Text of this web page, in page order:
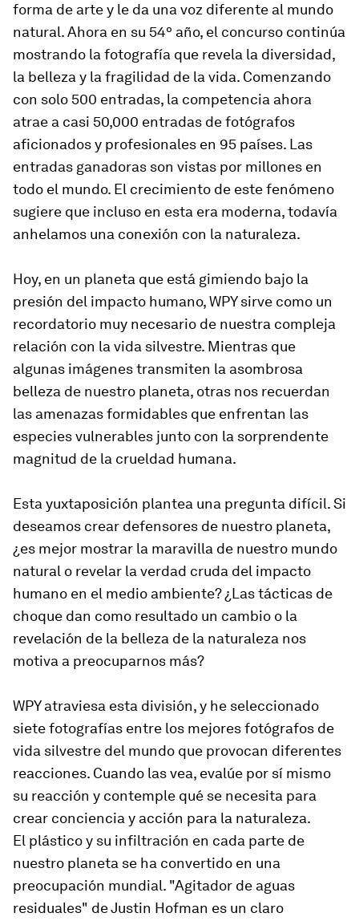
forma de arte y le da una voz diferente al mundo
natural. Ahora en su 54º año, el concurso continúa
mostrando la fotografía que revela la diversidad,
la belleza y la fragilidad de la vida. Comenzando
con solo 500 entradas, la competencia ahora
atrae a casi 50,000 entradas de fotógrafos
aficionados y profesionales en 95 países. Las
entradas ganadoras son vistas por millones en
todo el mundo. El crecimiento de este fenómeno
sugiere que incluso en esta era moderna, todavía
anhelamos una conexión con la naturaleza.
Hoy, en un planeta que está gimiendo bajo la
presión del impacto humano, WPY sirve como un
recordatorio muy necesario de nuestra compleja
relación con la vida silvestre. Mientras que
algunas imágenes transmiten la asombrosa
belleza de nuestro planeta, otras nos recuerdan
las amenazas formidables que enfrentan las
especies vulnerables junto con la sorprendente
magnitud de la crueldad humana.
Esta yuxtaposición plantea una pregunta difícil. Si
deseamos crear defensores de nuestro planeta,
¿es mejor mostrar la maravilla de nuestro mundo
natural o revelar la verdad cruda del impacto
humano en el medio ambiente? ¿Las tácticas de
choque dan como resultado un cambio o la
revelación de la belleza de la naturaleza nos
motiva a preocuparnos más?
WPY atraviesa esta división, y he seleccionado
siete fotografías entre los mejores fotógrafos de
vida silvestre del mundo que provocan diferentes
reacciones. Cuando las vea, evalúe por sí mismo
su reacción y contemple qué se necesita para
crear conciencia y acción para la naturaleza.
El plástico y su infiltración en cada parte de
nuestro planeta se ha convertido en una
preocupación mundial. "Agitador de aguas
residuales" de Justin Hofman es un claro